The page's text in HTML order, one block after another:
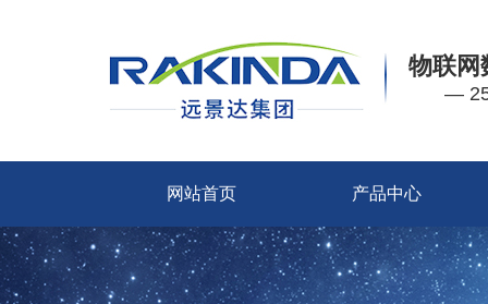
物联网
—
网站首页 产品中心